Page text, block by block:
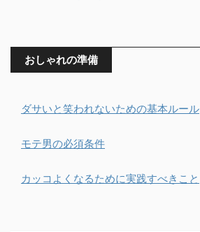
おしゃれの準備
ダサいと笑われないための基本ルール
モテ男の必須条件
カッコよくなるために実践すべきこと